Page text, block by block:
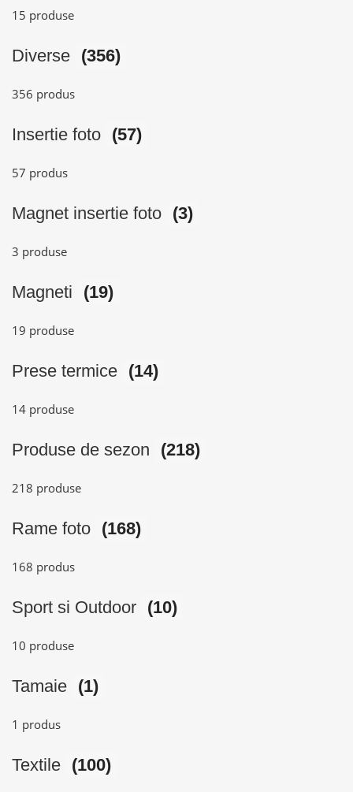
15 produse
Diverse (356)
356 produs
Insertie foto (57)
57 produs
Magnet insertie foto (3)
3 produse
Magneti (19)
19 produse
Prese termice (14)
14 produse
Produse de sezon (218)
218 produse
Rame foto (168)
168 produs
Sport si Outdoor (10)
10 produse
Tamaie (1)
1 produs
Textile (100)